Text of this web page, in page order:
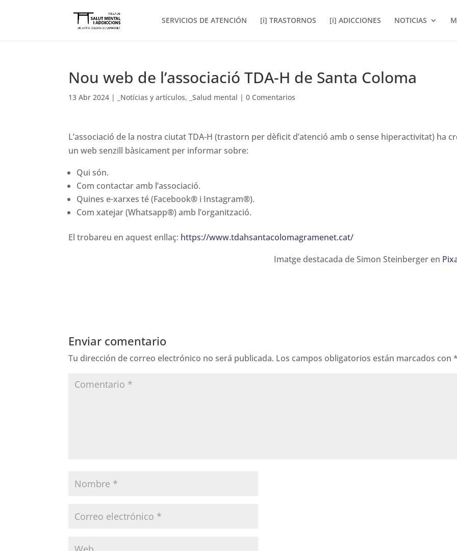
SERVICIOS DE ATENCIÓN [i] TRASTORNOS [i] ADICCIONES NOTICIAS
Nou web de l’associació TDA-H de Santa Coloma
13 Abr 2024 | _Notícias y artículos, _Salud mental |0 Comentarios
L’associació de la nostra ciutat TDA-H (trastorn per dèficit d’atenció amb o sense hiperactivitat) ha
un web senzill bàsicament per informar sobre:
Qui són.
Com contactar amb l’associació.
Quines e-xarxes té (Facebook® i Instagram®).
Com xatejar (Whatsapp®) amb l’organització.
El trobareu en aquest enllaç: https://www.tdahsantacolomagramenet.cat/
Imatge destacada de Simon Steinberger en
Enviar comentario
Tu dirección de correo electrónico no será publicada. Los campos obligatorios están marcados con*